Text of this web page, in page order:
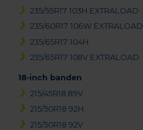
235/55R17 103H EXTRALOAD
235/60R17 106W EXTRALOAD
235/65R17 104H
235/65R17 108V EXTRALOAD
18-inch banden
215/45R18 89V
215/50R18 92H
215/50R18 92V